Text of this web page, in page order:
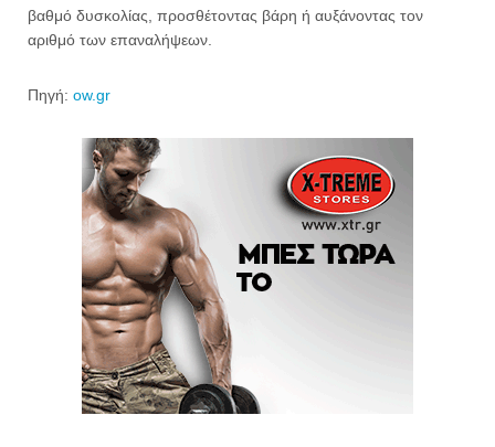
βαθμό δυσκολίας, προσθέτοντας βάρη ή αυξάνοντας τον
αριθμό των επαναλήψεων.
Πηγή: ow.gr